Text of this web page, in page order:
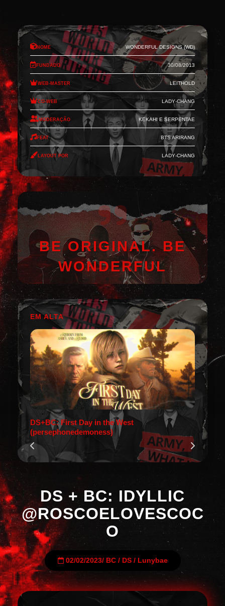
Nome Wonderful Designs (WD)
Fundado 30/08/2013
Web-Master Leithold
Co-Web Lady-Chang
Moderação Kekahi e Serpentae
Feat BTS Arirang
Layout por Lady-Chang
BE ORIGINAL. BE
WONDERFUL
EM ALTA
DS+BC: First Day in the West
(persephonedemoness)
DS + BC: IDYLLIC
@ROSCOELOVESCOC
O
02/02/2023/ BC/ DS/ Lunybae